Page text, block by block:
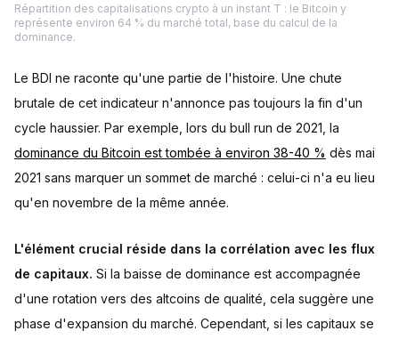
Répartition des capitalisations crypto à un instant T : le Bitcoin y
représente environ 64 % du marché total, base du calcul de la
dominance.
Le BDI ne raconte qu'une partie de l'histoire. Une chute
brutale de cet indicateur n'annonce pas toujours la fin d'un
cycle haussier. Par exemple, lors du bull run de 2021, la
dominance du Bitcoin est tombée à environ 38-40 % dès mai
2021 sans marquer un sommet de marché : celui-ci n'a eu lieu
qu'en novembre de la même année.
L'élément crucial réside dans la corrélation avec les flux
de capitaux. Si la baisse de dominance est accompagnée
d'une rotation vers des altcoins de qualité, cela suggère une
phase d'expansion du marché. Cependant, si les capitaux se